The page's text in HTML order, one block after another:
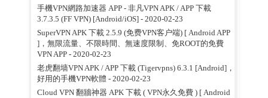
手機VPN網路加速器 APP - 非凡VPN APK / APP 下載
3.7.3.5 (FF VPN) [Android/iOS]- 2020-02-23
SuperVPN APK 下載 2.5.9 (免费VPN客户端) [ Android APP
]，無限流量、不限時間、無速度限制、免ROOT的免費
VPN APP- 2020-02-23
老虎翻墙VPN APK / APP 下載 (Tigervpns) 6.3.1 [Android]，
好用的手機VPN軟體 - 2020-02-23
Cloud VPN 翻牆神器 APK 下載 ( VPN永久免費 ) [ Android